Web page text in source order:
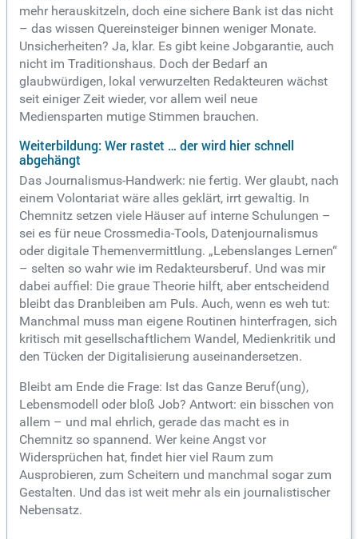
mehr herauskitzeln, doch eine sichere Bank ist das nicht
– das wissen Quereinsteiger binnen weniger Monate.
Unsicherheiten? Ja, klar. Es gibt keine Jobgarantie, auch
nicht im Traditionshaus. Doch der Bedarf an
glaubwürdigen, lokal verwurzelten Redakteuren wächst
seit einiger Zeit wieder, vor allem weil neue
Mediensparten mutige Stimmen brauchen.
Weiterbildung: Wer rastet … der wird hier schnell
abgehängt
Das Journalismus-Handwerk: nie fertig. Wer glaubt, nach
einem Volontariat wäre alles geklärt, irrt gewaltig. In
Chemnitz setzen viele Häuser auf interne Schulungen –
sei es für neue Crossmedia-Tools, Datenjournalismus
oder digitale Themenvermittlung. „Lebenslanges Lernen“
– selten so wahr wie im Redakteursberuf. Und was mir
dabei auffiel: Die graue Theorie hilft, aber entscheidend
bleibt das Dranbleiben am Puls. Auch, wenn es weh tut:
Manchmal muss man eigene Routinen hinterfragen, sich
kritisch mit gesellschaftlichem Wandel, Medienkritik und
den Tücken der Digitalisierung auseinandersetzen.
Bleibt am Ende die Frage: Ist das Ganze Beruf(ung),
Lebensmodell oder bloß Job? Antwort: ein bisschen von
allem – und mal ehrlich, gerade das macht es in
Chemnitz so spannend. Wer keine Angst vor
Widersprüchen hat, findet hier viel Raum zum
Ausprobieren, zum Scheitern und manchmal sogar zum
Gestalten. Und das ist weit mehr als ein journalistischer
Nebensatz.